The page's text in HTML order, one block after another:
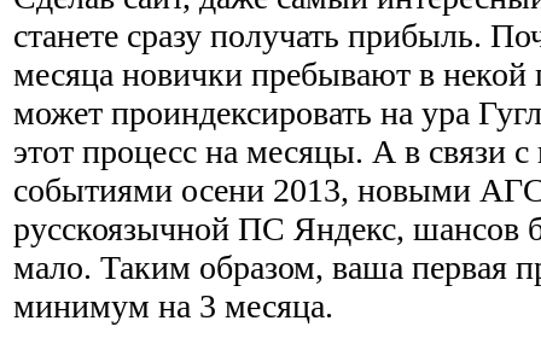
станете сразу получать прибыль.
месяца новички пребывают в некой
может проиндексировать на ура
этот процесс на месяцы. А в связи
событиями осени 2013, новыми
русскоязычной ПС Яндекс, шансов
мало. Таким образом, ваша первая
минимум на 3 месяца.